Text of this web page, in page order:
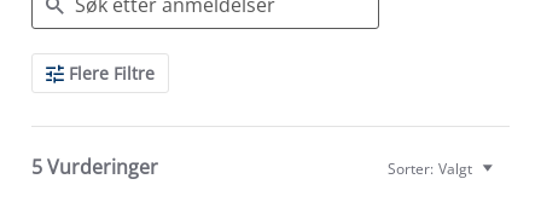
Search
ReviewsFlere Filtre
5 Vurderinger Sorter: Valgt